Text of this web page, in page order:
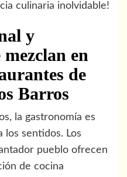
culinaria inolvidable!
y
en
de
Barros
la gastronomía es
los sentidos. Los
pueblo ofrecen
de cocina